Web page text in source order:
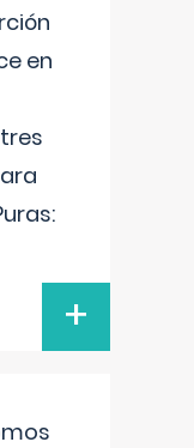
en
+